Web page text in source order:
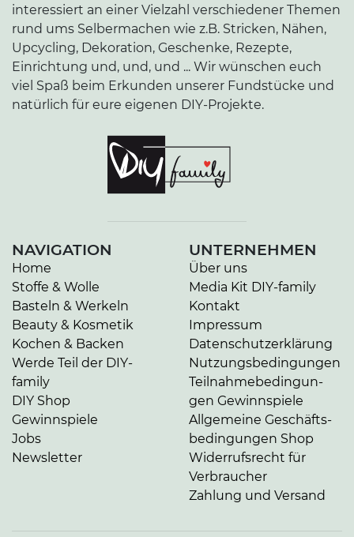
interessiert an einer Vielzahl verschiedener Themen
rund ums Selbermachen wie z.B. Stricken, Nähen,
Upcycling, Dekoration, Geschenke, Rezepte,
Einrichtung und, und, und ... Wir wünschen euch
viel Spaß beim Erkunden unserer Fundstücke und
natürlich für eure eigenen DIY-Projekte.
NAVIGATION
Home
Stoffe & Wolle
Basteln & Werkeln
Beauty & Kosmetik
Kochen & Backen
Werde Teil der DIY-
family
DIY Shop
Gewinnspiele
Jobs
Newsletter
UNTERNEHMEN
Über uns
Media Kit DIY-family
Kontakt
Impressum
Da­ten­schutz­er­klä­rung
Nut­zungs­be­din­gun­gen
Teil­nah­me­be­din­gun­
gen Gewinnspiele
Allgemeine Ge­schäfts­
be­din­gun­gen Shop
Widerrufsrecht für
Verbraucher
Zahlung und Versand